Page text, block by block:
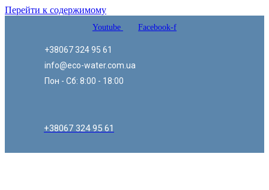
Перейти к содержимому
Youtube Facebook-f
+38067 324 95 61
info@eco-water.com.ua
Пон - Сб: 8:00 - 18:00
+38067 324 95 61